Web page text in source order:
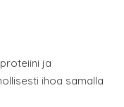
ja
ihoa samalla